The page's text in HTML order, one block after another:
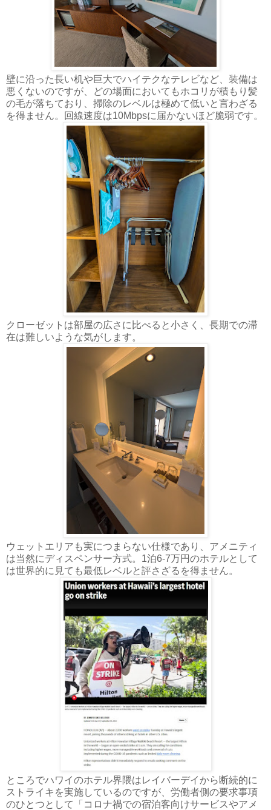
壁に沿った長い机や巨大でハイテクなテレビなど、装備は
悪くないのですが、どの場面においてもホコリが積もり髪
の毛が落ちており、掃除のレベルは極めて低いと言わざる
を得ません。回線速度は10Mbpsに届かないほど脆弱です。
クローゼットは部屋の広さに比べると小さく、長期での滞
在は難しいような気がします。
ウェットエリアも実につまらない仕様であり、アメニティ
は当然にディスペンサー方式。1泊6-7万円のホテルとして
は世界的に見ても最低レベルと評さざるを得ません。
ところでハワイのホテル界隈はレイバーデイから断続的に
ストライキを実施しているのですが、労働者側の要求事項
のひとつとして「コロナ禍での宿泊客向けサービスやアメ